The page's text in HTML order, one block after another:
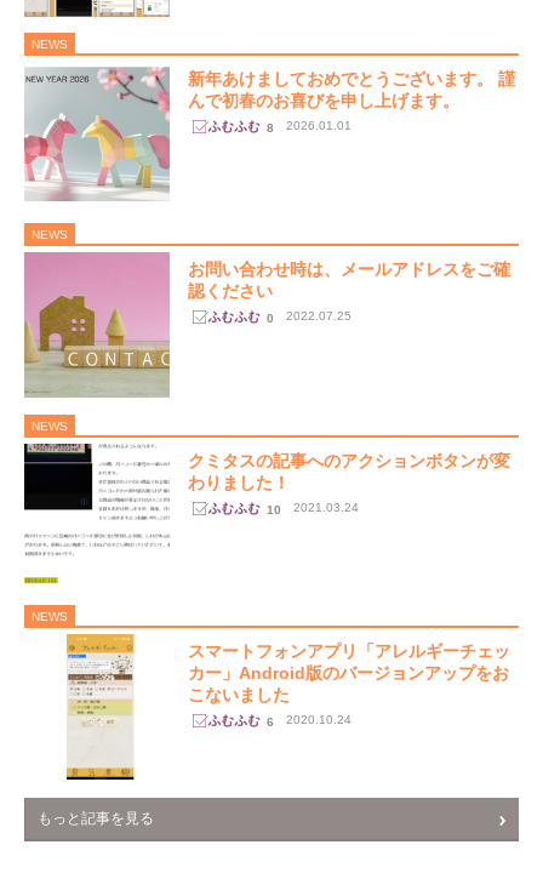
NEWS
新年あけましておめでとうございます。 謹
んで初春のお喜びを申し上げます。
8 2026.01.01
NEWS
お問い合わせ時は、メールアドレスをご確
認ください
0 2022.07.25
NEWS
クミタスの記事へのアクションボタンが変
わりました！
10 2021.03.24
NEWS
スマートフォンアプリ「アレルギーチェッ
カー」Android版のバージョンアップをお
こないました
6 2020.10.24
もっと記事を見る